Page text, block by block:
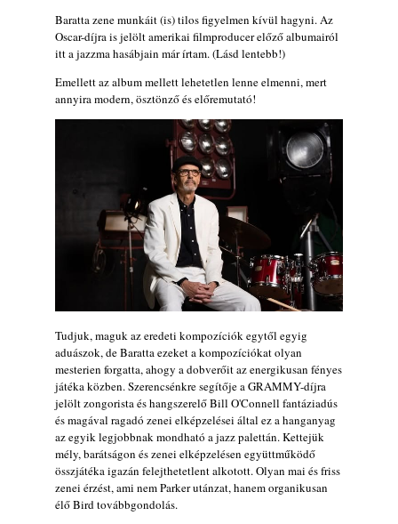
Kikkel beszéltem 2.0 – 5. rész: D
2026. augusztus 04.
Lemezek a hatvanas-hetvenes évekből - 84.
rész: Irving Ashby – Memoirs
2026. augusztus 04.
Gondolataim - 2026 (XI. évfolyam - 8. rész)
2026. augusztus 02.
Exkluzív interjú Bóna Lászlóval
2026. augusztus 01.
Ma 40 éves Gyarmati Gábor és 54 éves
Florian Ross
2026. augusztus 01.
Magyar jazzmuzsikus szülők és zenész
gyermekeik – 42. rész: Vörös László +
2026. július 30.
The Next Generation — 11. rész: Horváth
Szabolcs
2026. július 25.
FREE JAZZ ALBUMS 2026 - 134. rész
2026. július 16.
Baratta zene munkáit (is) tilos figyelmen kívül hagyni. Az
Oscar-díjra is jelölt amerikai filmproducer előző albumairól
itt a jazzma hasábjain már írtam. (Lásd lentebb!)
Emellett az album mellett lehetetlen lenne elmenni, mert
annyira modern, ösztönző és előremutató!
Tudjuk, maguk az eredeti kompozíciók egytől egyig
aduászok, de Baratta ezeket a kompozíciókat olyan
mesterien forgatta, ahogy a dobverőit az energikusan fényes
játéka közben. Szerencsénkre segítője a GRAMMY-díjra
jelölt zongorista és hangszerelő Bill O'Connell fantáziadús
és magával ragadó zenei elképzelései által ez a hanganyag
az egyik legjobbnak mondható a jazz palettán. Kettejük
mély, barátságon és zenei elképzelésen együttműködő
összjátéka igazán felejthetetlent alkotott. Olyan mai és friss
zenei érzést, ami nem Parker utánzat, hanem organikusan
élő Bird továbbgondolás.